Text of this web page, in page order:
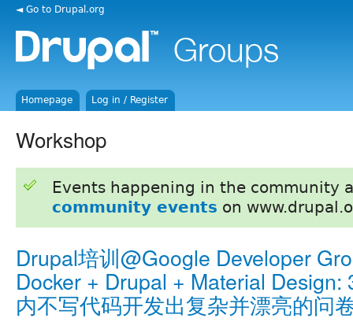
◄ Go to Drupal.org
Homepage Log in / Register
Workshop
Events happening in the community
community events on
Drupal培训@Google Developer
Docker + Drupal + Material Design:
内不写代码开发出复杂并漂亮的问